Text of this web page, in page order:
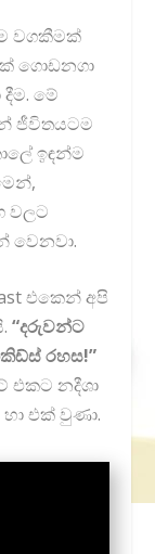
වගකීමක්
ගොඩනගා
මේ
ජීවිතයටම
ඉඳන්ම
වලට
වෙනවා.
එකෙන් අපි
“දරුවන්ට
රහස!”
එකට නදීශා
එක් වුණා.